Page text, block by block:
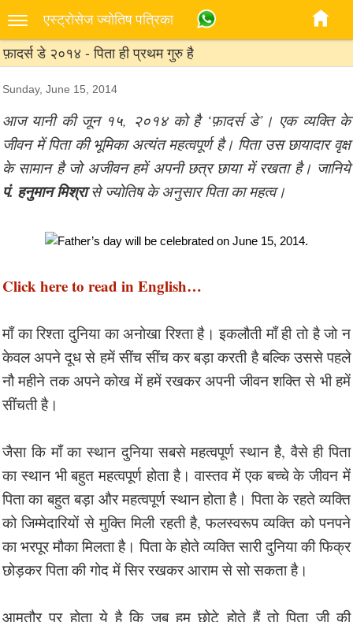
एस्‍ट्रोसेज ज्‍योतिष पत्रिका
फ़ादर्स डे २०१४ - पिता ही प्रथम गुरु है
Sunday, June 15, 2014
आज यानी की जून १५, २०१४ को है ‘फ़ादर्स डे’। एक व्यक्ति के
जीवन में पिता की भूमिका अत्यंत महत्वपूर्ण है। पिता उस छायादार वृक्ष
के सामान है जो अजीवन हमें अपनी छत्र छाया में रखता है। जानिये
पं. हनुमान मिश्रासे ज्योतिष के अनुसार पिता का महत्व।
Click here to read in English…
माँ का रिश्ता दुनिया का अनोखा रिश्ता है। इकलौती माँ ही तो है जो न
केवल अपने दूध से हमें सींच सींच कर बड़ा करती है बल्कि उससे पहले
नौ महीने तक अपने कोख में हमें रखकर अपनी जीवन शक्ति से भी हमें
सींचती है।
जैसा कि माँ का स्थान दुनिया सबसे महत्वपूर्ण स्थान है, वैसे ही पिता
का स्थान भी बहुत महत्वपूर्ण होता है। वास्तव में एक बच्चे के जीवन में
पिता का बहुत बड़ा और महत्वपूर्ण स्थान होता है। पिता के रहते व्यक्ति
को जिम्मेदारियों से मुक्ति मिली रहती है, फलस्वरूप व्यक्ति को पनपने
का भरपूर मौका मिलता है। पिता के होते व्यक्ति सारी दुनिया की फिक्र
छोड़कर पिता की गोद में सिर रखकर आराम से सो सकता है।
आमतौर पर होता ये है कि जब हम छोटे होते हैं तो पिता जी की